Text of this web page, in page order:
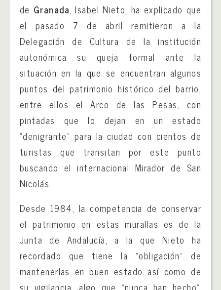
de Granada, Isabel Nieto, ha explicado que
el pasado 7 de abril remitieron a la
Delegación de Cultura de la institución
autonómica su queja formal ante la
situación en la que se encuentran algunos
puntos del patrimonio histórico del barrio,
entre ellos el Arco de las Pesas, con
pintadas que lo dejan en un estado
“denigrante” para la ciudad con cientos de
turistas que transitan por este punto
buscando el internacional Mirador de San
Nicolás.
Desde 1984, la competencia de conservar
el patrimonio en estas murallas es de la
Junta de Andalucía, a la que Nieto ha
recordado que tiene la “obligación” de
mantenerlas en buen estado así como de
su vigilancia, algo que “nunca han hecho”.